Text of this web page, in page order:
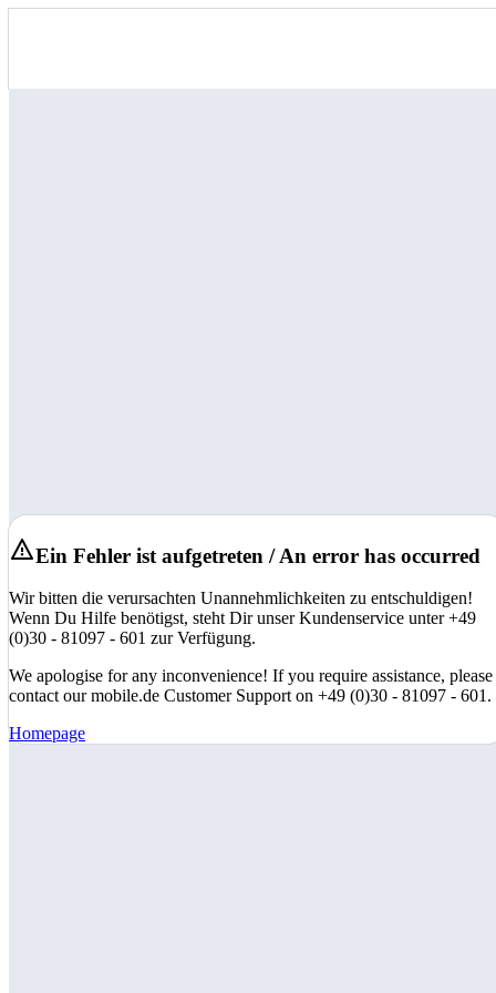
Ein Fehler ist aufgetreten / An error has occurred
Wir bitten die verursachten Unannehmlichkeiten zu entschuldigen!
Wenn Du Hilfe benötigst, steht Dir unser Kundenservice unter +49
(0)30 - 81097 - 601 zur Verfügung.
We apologise for any inconvenience! If you require assistance, please
contact our mobile.de Customer Support on +49 (0)30 - 81097 - 601.
Homepage